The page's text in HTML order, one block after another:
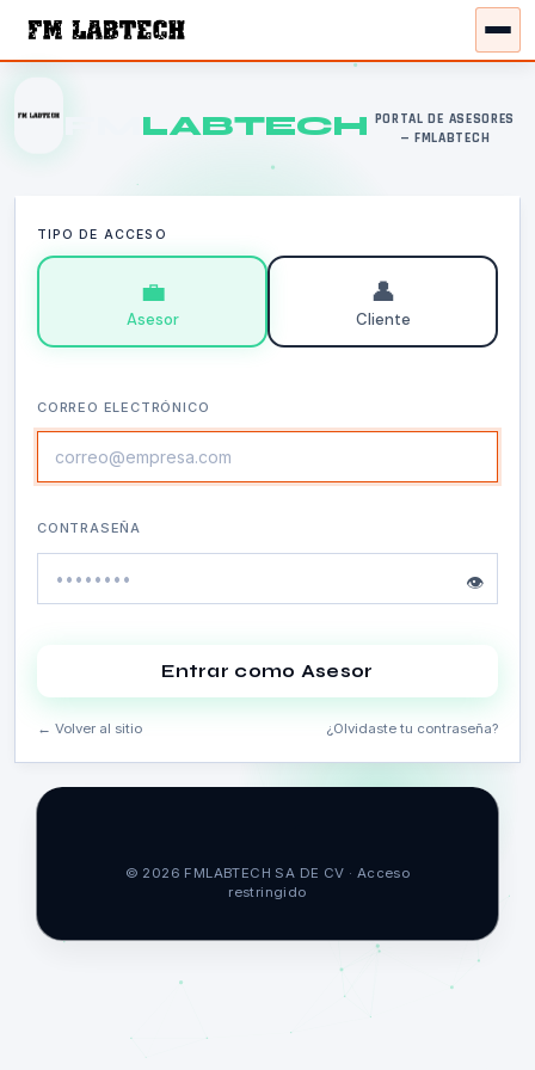
LABTECH PORTAL DE ASESORES
— FMLABTECH
TIPO DE ACCESO
💼
Asesor
👤
Cliente
CORREO ELECTRÓNICO
CONTRASEÑA
👁
Entrar como Asesor
← Volver al sitio ¿Olvidaste tu contraseña?
© 2026 FMLABTECH SA DE CV · Acceso
restringido